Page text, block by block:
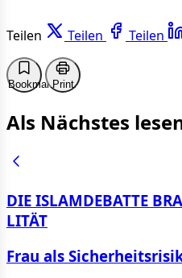
Teilen Teilen Teilen
BookmarkPrint
Als Nächstes
DIE IS­LAM­DE­BAT­TE
LI­TÄT
Frau als